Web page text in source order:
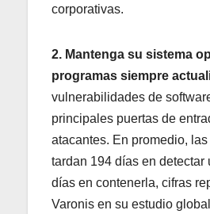
corporativas.
2. Mantenga su sistema
programas siempre
vulnerabilidades de
principales puertas de
atacantes. En promedio,
tardan 194 días en detectar
días en contenerla, cifras
Varonis en su estudio